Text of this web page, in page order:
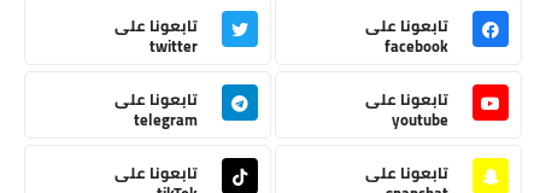
تابعونا على
facebook
تابعونا على
twitter
تابعونا على
youtube
تابعونا على
telegram
تابعونا على
تابعونا على